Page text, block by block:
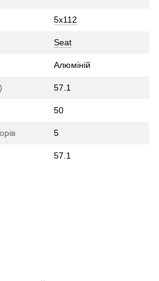
5x112
Seat
Алюміній
57.1
50
5
57.1